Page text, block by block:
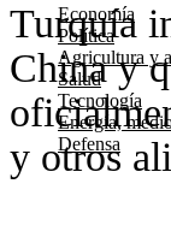
Economía
Política
Agricultura y
Salud
Tecnología
Energía,
Defensa
Turquía
China y
y otros